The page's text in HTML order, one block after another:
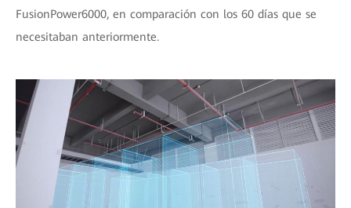
FusionPower6000, en comparación con los 60 días que se
necesitaban anteriormente.